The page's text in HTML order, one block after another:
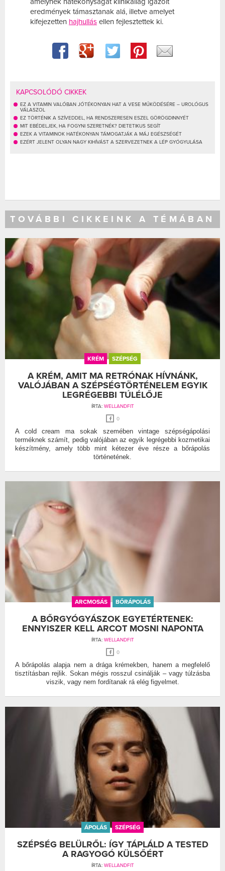
eredmények támasztanak alá, illetve amelyet
kifejezetten hajhullás ellen fejlesztettek ki.
KAPCSOLÓDÓ CIKKEK
EZ A VITAMIN VALÓBAN JÓTÉKONYAN HAT A VESE MŰKÖDÉSÉRE – UROLÓGUS
VÁLASZOL
EZ TÖRTÉNIK A SZÍVEDDEL, HA RENDSZERESEN ESZEL GÖRÖGDINNYÉT
MIT EBÉDELJEK, HA FOGYNI SZERETNÉK? DIETETIKUS SEGÍT
EZEK A VITAMINOK HATÉKONYAN TÁMOGATJÁK A MÁJ EGÉSZSÉGÉT
EZÉRT JELENT OLYAN NAGY KIHÍVÁST A SZERVEZETNEK A LÉP GYÓGYULÁSA
TOVÁBBI CIKKEINK A TÉMÁBAN
KRÉM SZÉPSÉG
A KRÉM, AMIT MA RETRÓNAK HÍVNÁNK,
VALÓJÁBAN A SZÉPSÉGTÖRTÉNELEM EGYIK
LEGRÉGEBBI TÚLÉLŐJE
ÍRTA: WELLANDFIT
0
A cold cream ma sokak szemében vintage szépségápolási
terméknek számít, pedig valójában az egyik legrégebbi kozmetikai
készítmény, amely több mint kétezer éve része a bőrápolás
történetének.
ARCMOSÁS BŐRÁPOLÁS
A BŐRGYÓGYÁSZOK EGYETÉRTENEK:
ENNYISZER KELL ARCOT MOSNI NAPONTA
ÍRTA: WELLANDFIT
0
A bőrápolás alapja nem a drága krémekben, hanem a megfelelő
tisztításban rejlik. Sokan mégis rosszul csinálják – vagy túlzásba
viszik, vagy nem fordítanak rá elég figyelmet.
ÁPOLÁS SZÉPSÉG
SZÉPSÉG BELÜLRŐL: ÍGY TÁPLÁLD A TESTED
A RAGYOGÓ KÜLSŐÉRT
ÍRTA: WELLANDFIT